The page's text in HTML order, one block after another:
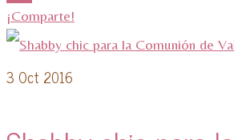
¡Comparte!
3 Oct 2016